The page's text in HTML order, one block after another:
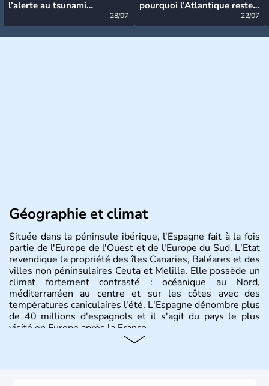
l’alerte au tsunami
28/07
pourquoi l’Atlantique reste
22/07
Géographie et climat
Située dans la péninsule ibérique, l'Espagne fait à la fois
partie de l'Europe de l'Ouest et de l'Europe du Sud. L'Etat
revendique la propriété des îles Canaries, Baléares et des
villes non péninsulaires Ceuta et Melilla. Elle possède un
climat fortement contrasté : océanique au Nord,
méditerranéen au centre et sur les côtes avec des
températures caniculaires l'été. L'Espagne dénombre plus
de 40 millions d'espagnols et il s'agit du pays le plus
visité en Europe après la France.